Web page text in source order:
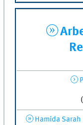
Hamida Sarah